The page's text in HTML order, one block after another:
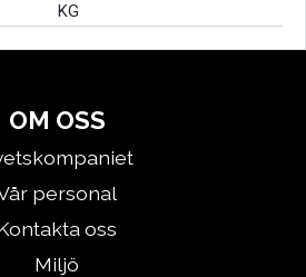
KG
OM OSS
personal
oss
Miljö